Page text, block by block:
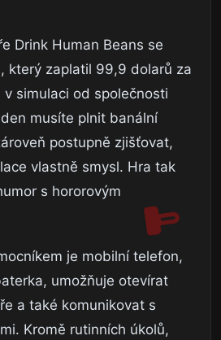
Drink Human Beans se
který zaplatil 99,9 dolarů za
simulaci od společnosti
musíte plnit banální
postupně zjišťovat,
vlastně smysl. Hra tak
s hororovým
je mobilní telefon,
umožňuje otevírat
a také komunikovat s
Kromě rutinních úkolů,